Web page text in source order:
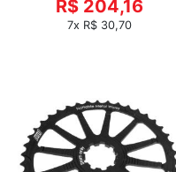
R$ 204,16
7x R$ 30,70